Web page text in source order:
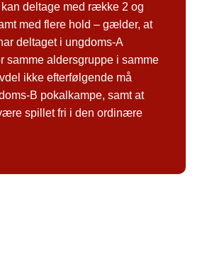
deltage med række 2 og
med flere hold – gælder, at
deltaget i ungdoms-A
samme aldersgruppe i samme
ikke efterfølgende må
B pokalkampe, samt at
spillet fri i den ordinære